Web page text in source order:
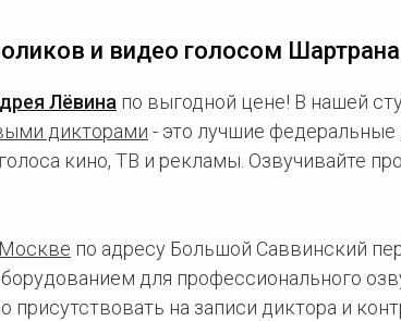
и видео голосом Шартрана
Лёвина по выгодной цене! В нашей
дикторами - это лучшие
кино, ТВ и рекламы. Озвучивайте
по адресу Большой Саввинский
для профессионального
на записи диктора и